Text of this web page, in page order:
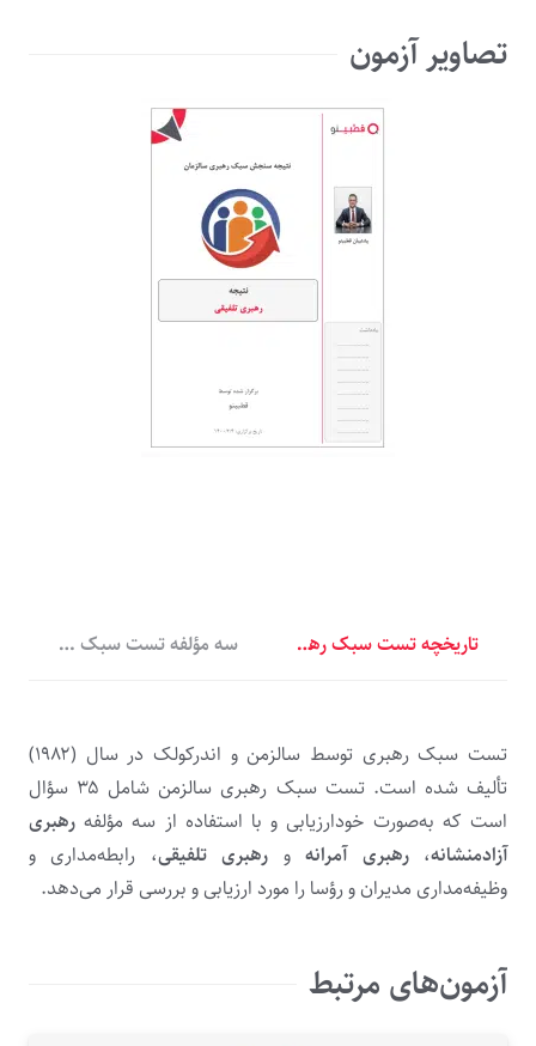
تصاویر آزمون
تاریخچه تست سبک رهبری سالزمنسه مؤلفه تست سبک رهبری
تست سبک رهبری توسط سالزمن و اندرکولک در سال (۱۹۸۲)
تألیف شده است. تست سبک رهبری سالزمن شامل ۳۵ سؤال
است که به‌صورت خودارزیابی و با استفاده از سه مؤلفه رهبری
آزادمنشانه،رهبری آمرانهو رهبری تلفیقی، رابطه‌مداری و
وظیفه‌مداری مدیران و رؤسا را مورد ارزیابی و بررسی قرار می‌دهد.
آزمون‌های مرتبط